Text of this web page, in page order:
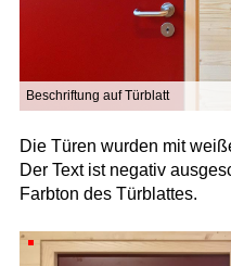
Beschriftung auf Türblatt
Die Türen wurden mit
Der Text ist negativ
Farbton des Türblattes.